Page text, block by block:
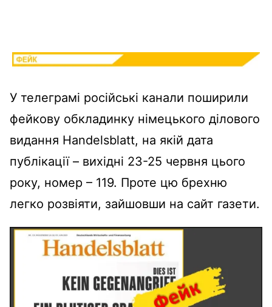
У телеграмі російські канали поширили
фейкову обкладинку німецького ділового
видання Handelsblatt, на якій дата
публікації – вихідні 23-25 червня цього
року, номер – 119. Проте цю брехню
легко розвіяти, зайшовши на сайт газети.